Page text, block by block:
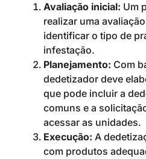
Avaliação inicial: Um
realizar uma
identificar o tipo de
infestação.
Planejamento: Com
dedetizador deve
que pode incluir a
comuns e a
acessar as unidades.
Execução: A
com produtos